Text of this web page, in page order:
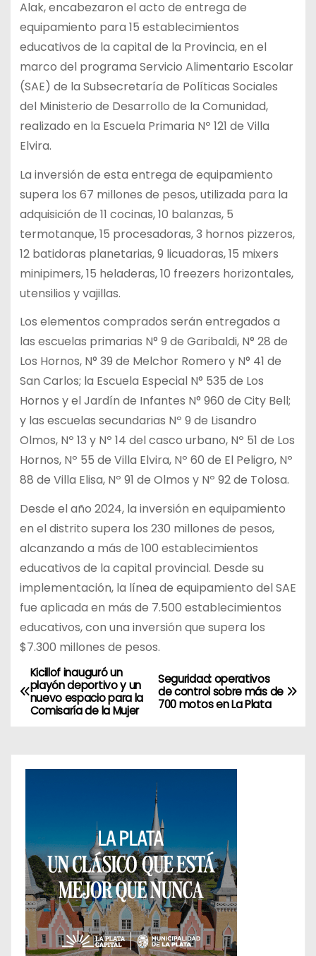
Alak, encabezaron el acto de entrega de
equipamiento para 15 establecimientos
educativos de la capital de la Provincia, en el
marco del programa Servicio Alimentario Escolar
(SAE) de la Subsecretaría de Políticas Sociales
del Ministerio de Desarrollo de la Comunidad,
realizado en la Escuela Primaria Nº 121 de Villa
Elvira.
La inversión de esta entrega de equipamiento
supera los 67 millones de pesos, utilizada para la
adquisición de 11 cocinas, 10 balanzas, 5
termotanque, 15 procesadoras, 3 hornos pizzeros,
12 batidoras planetarias, 9 licuadoras, 15 mixers
minipimers, 15 heladeras, 10 freezers horizontales,
utensilios y vajillas.
Los elementos comprados serán entregados a
las escuelas primarias N° 9 de Garibaldi, N° 28 de
Los Hornos, N° 39 de Melchor Romero y N° 41 de
San Carlos; la Escuela Especial N° 535 de Los
Hornos y el Jardín de Infantes N° 960 de City Bell;
y las escuelas secundarias Nº 9 de Lisandro
Olmos, Nº 13 y Nº 14 del casco urbano, Nº 51 de Los
Hornos, Nº 55 de Villa Elvira, Nº 60 de El Peligro, Nº
88 de Villa Elisa, Nº 91 de Olmos y Nº 92 de Tolosa.
Desde el año 2024, la inversión en equipamiento
en el distrito supera los 230 millones de pesos,
alcanzando a más de 100 establecimientos
educativos de la capital provincial. Desde su
implementación, la línea de equipamiento del SAE
fue aplicada en más de 7.500 establecimientos
educativos, con una inversión que supera los
$7.300 millones de pesos.
N
a
e
c
ó
n
Seguridad: operativos
de control sobre más de
700 motos en La Plata
Kicillof inauguró un
playón deportivo y un
nuevo espacio para la
Comisaría de la Mujer